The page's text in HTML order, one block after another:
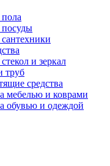
посуды
и зеркал
труб
средства
мебелью и коврами
обувью и одеждой